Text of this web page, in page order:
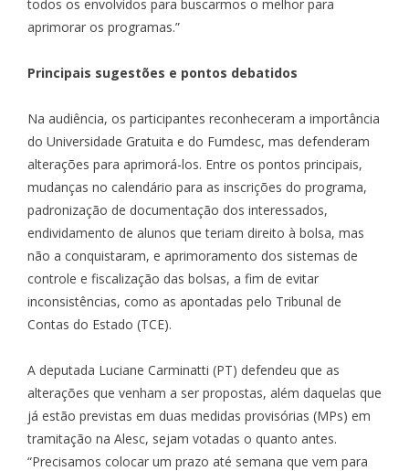
todos os envolvidos para buscarmos o melhor para
aprimorar os programas.”
Principais sugestões e pontos debatidos
Na audiência, os participantes reconheceram a importância
do Universidade Gratuita e do Fumdesc, mas defenderam
alterações para aprimorá-los. Entre os pontos principais,
mudanças no calendário para as inscrições do programa,
padronização de documentação dos interessados,
endividamento de alunos que teriam direito à bolsa, mas
não a conquistaram, e aprimoramento dos sistemas de
controle e fiscalização das bolsas, a fim de evitar
inconsistências, como as apontadas pelo Tribunal de
Contas do Estado (TCE).
A deputada Luciane Carminatti (PT) defendeu que as
alterações que venham a ser propostas, além daquelas que
já estão previstas em duas medidas provisórias (MPs) em
tramitação na Alesc, sejam votadas o quanto antes.
“Precisamos colocar um prazo até semana que vem para